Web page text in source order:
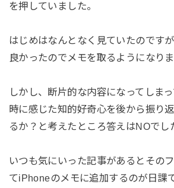
を押していました。
はじめはなんとなく見ていたのです
良かったのでメモを取るようになりま
しかし、断片的な内容になってしま
時に感じた知的好奇心を後から振り
るか？と考えたところ答えはNOでし
いつも気にいった記事があるとその
てiPhoneのメモに追加するのが日課